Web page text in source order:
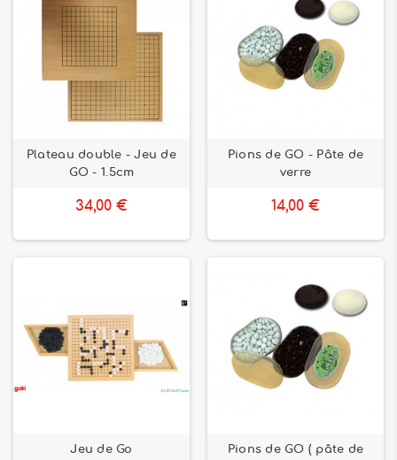
Plateau double - Jeu de
GO - 1.5cm
34,00 €
Pions de GO - Pâte de
verre
14,00 €
Jeu de Go
Pions de GO ( pâte de